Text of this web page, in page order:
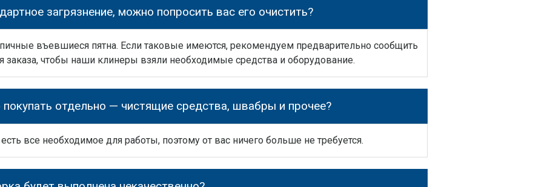
загрязнение, можно попросить вас его очистить?
въевшиеся пятна. Если таковые имеются, рекомендуем предварительно сообщить
чтобы наши клинеры взяли необходимые средства и оборудование.
отдельно — чистящие средства, швабры и прочее?
все необходимое для работы, поэтому от вас ничего больше не требуется.